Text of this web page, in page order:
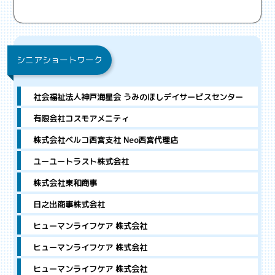
シニアショートワーク
社会福祉法人神戸海星会 うみのほしデイサービスセンター
有限会社コスモアメニティ
株式会社ベルコ西宮支社 Neo西宮代理店
ユーユートラスト株式会社
株式会社東和商事
日之出商事株式会社
ヒューマンライフケア 株式会社
ヒューマンライフケア 株式会社
ヒューマンライフケア 株式会社